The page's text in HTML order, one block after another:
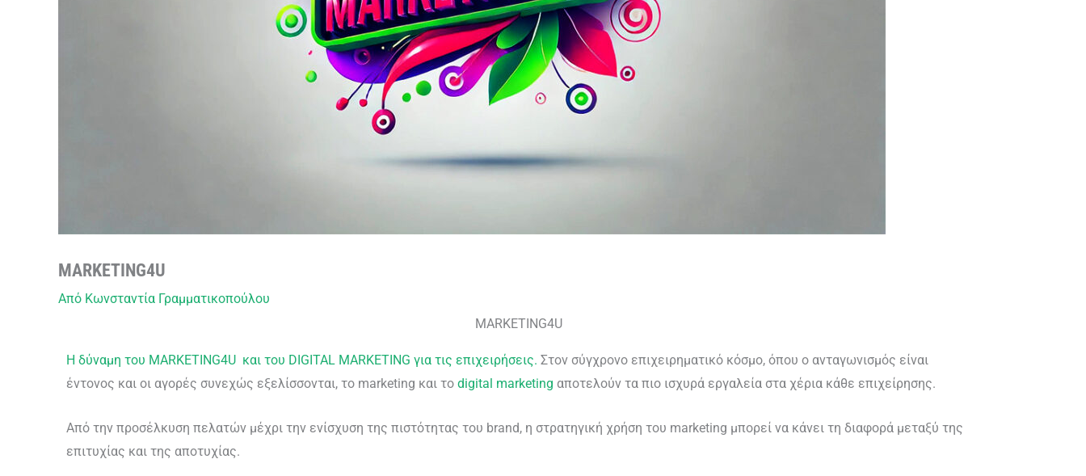
MARKETING4U
Από Κωνσταντία Γραμματικοπούλου
MARKETING4U
Η δύναμη του MARKETING4U και του DIGITAL MARKETING για τις επιχειρήσεις. Στον σύγχρονο επιχειρηματικό κόσμο, όπου ο ανταγωνισμός είναι
έντονος και οι αγορές συνεχώς εξελίσσονται, το marketing και το digital marketing αποτελούν τα πιο ισχυρά εργαλεία στα χέρια κάθε επιχείρησης.
Από την προσέλκυση πελατών μέχρι την ενίσχυση της πιστότητας του brand, η στρατηγική χρήση του marketing μπορεί να κάνει τη διαφορά μεταξύ της
επιτυχίας και της αποτυχίας.